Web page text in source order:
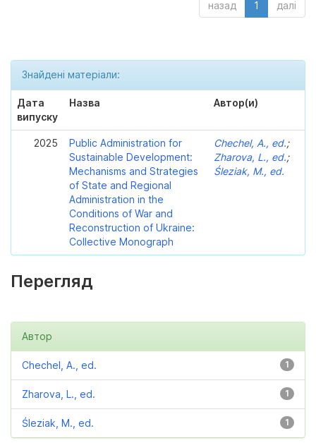
назад 1 далі
Знайдені матеріали:
Дата
випуску
Назва Автор(и)
2025
Public Administration for
Sustainable Development:
Mechanisms and Strategies
of State and Regional
Administration in the
Conditions of War and
Reconstruction of Ukraine:
Collective Monograph
Chechel, A., ed.;
Zharova, L., ed.;
Śleziak, M., ed.
Перегляд
Автор
1
Chechel, A., ed.
1
Zharova, L., ed.
1
Śleziak, M., ed.